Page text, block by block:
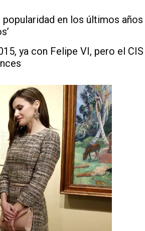
en los últimos
ya con Felipe VI, pero el